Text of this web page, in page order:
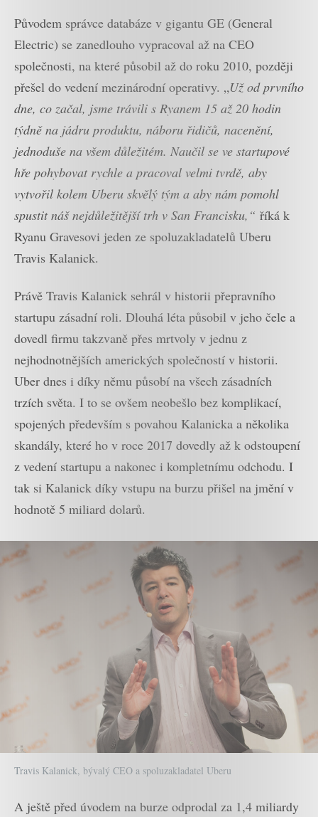
Původem správce databáze v gigantu GE (General
Electric) se zanedlouho vypracoval až na CEO
společnosti, na které působil až do roku 2010, později
přešel do vedení mezinárodní operativy. „Už od prvního
dne, co začal, jsme trávili s Ryanem 15 až 20 hodin
týdně na jádru produktu, náboru řidičů, nacenění,
jednoduše na všem důležitém. Naučil se ve startupové
hře pohybovat rychle a pracoval velmi tvrdě, aby
vytvořil kolem Uberu skvělý tým a aby nám pomohl
spustit náš nejdůležitější trh v San Francisku,“ říká k
Ryanu Gravesovi jeden ze spoluzakladatelů Uberu
Travis Kalanick.
Právě Travis Kalanick sehrál v historii přepravního
startupu zásadní roli. Dlouhá léta působil v jeho čele a
dovedl firmu takzvaně přes mrtvoly v jednu z
nejhodnotnějších amerických společností v historii.
Uber dnes i díky němu působí na všech zásadních
trzích světa. I to se ovšem neobešlo bez komplikací,
spojených především s povahou Kalanicka a několika
skandály, které ho v roce 2017 dovedly až k odstoupení
z vedení startupu a nakonec i kompletnímu odchodu. I
tak si Kalanick díky vstupu na burzu přišel na jmění v
hodnotě 5 miliard dolarů.
Travis Kalanick, bývalý CEO a spoluzakladatel Uberu
A ještě před úvodem na burze odprodal za 1,4 miliardy